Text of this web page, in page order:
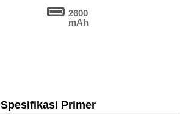
2600
mAh
Spesifikasi Primer